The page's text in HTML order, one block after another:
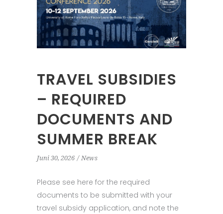
TRAVEL SUBSIDIES
– REQUIRED
DOCUMENTS AND
SUMMER BREAK
Juni 30, 2026 News
Please see here for the required
documents to be submitted with your
travel subsidy application, and note the